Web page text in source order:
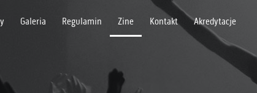
Galeria Regulamin Zine Kontakt Akredytacje